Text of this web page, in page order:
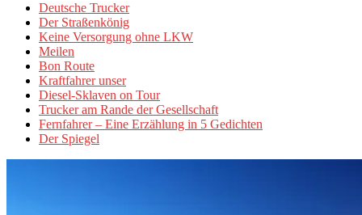
Deutsche Trucker
Der Straßenkönig
Keine Versorgung ohne LKW
Meilen
Bon Route
Kraftfahrer unser
Diesel-Sklaven on Tour
Trucker am Rande der Gesellschaft
Fernfahrer – Eine Erzählung in 5 Gedichten
Der Spiegel